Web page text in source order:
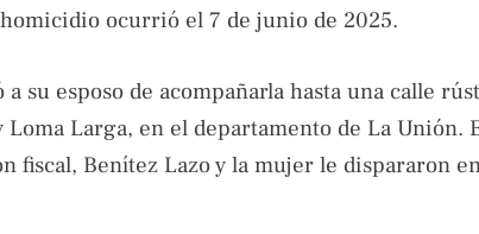
ocurrió el 7 de junio de 2025.
su esposo de acompañarla hasta una calle
Loma Larga, en el departamento de La Unión.
fiscal, Benítez Lazo y la mujer le dispararon